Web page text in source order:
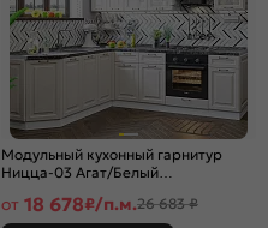
Модульный кухонный гарнитур
Ницца-03 Агат/Белый
от 18 678₽/п.м.26 683 ₽